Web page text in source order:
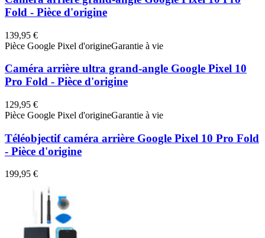
Fold - Pièce d'origine
139,95 €
Pièce Google Pixel d'origineGarantie à vie
Caméra arrière ultra grand-angle Google Pixel 10
Pro Fold - Pièce d'origine
129,95 €
Pièce Google Pixel d'origineGarantie à vie
Téléobjectif caméra arrière Google Pixel 10 Pro Fold
- Pièce d'origine
199,95 €